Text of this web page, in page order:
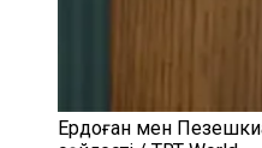
Ердоған мен